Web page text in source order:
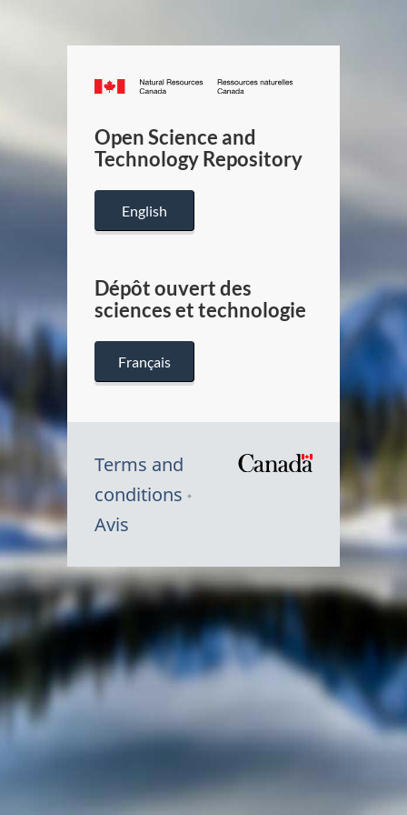
Canada.ca
/
Canada
Open Science and
Technology Repository
English
Dépôt ouvert des
sciences et technologie
Français
Terms and
conditions
Avis
Symbole
du
Canada